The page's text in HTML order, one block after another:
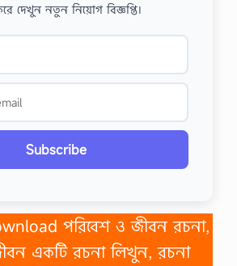
দেখুন নতুন নিয়োগ বিজ্ঞপ্তি।
Subscribe
পরিবেশ ও জীবন রচনা,
একটি রচনা লিখুন, রচনা